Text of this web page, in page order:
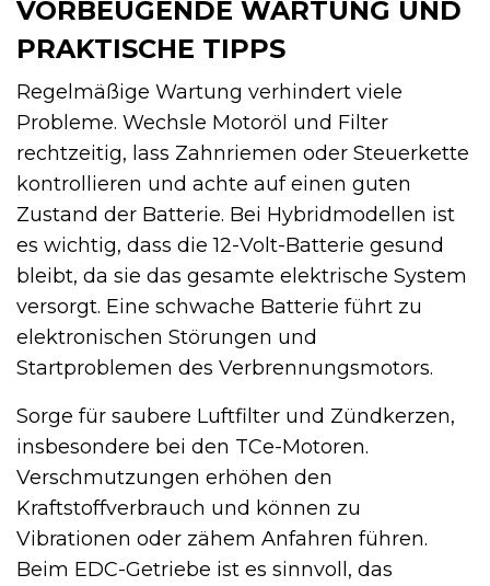
VORBEUGENDE WARTUNG UND
PRAKTISCHE TIPPS
Regelmäßige Wartung verhindert viele
Probleme. Wechsle Motoröl und Filter
rechtzeitig, lass Zahnriemen oder Steuerkette
kontrollieren und achte auf einen guten
Zustand der Batterie. Bei Hybridmodellen ist
es wichtig, dass die 12-Volt-Batterie gesund
bleibt, da sie das gesamte elektrische System
versorgt. Eine schwache Batterie führt zu
elektronischen Störungen und
Startproblemen des Verbrennungsmotors.
Sorge für saubere Luftfilter und Zündkerzen,
insbesondere bei den TCe-Motoren.
Verschmutzungen erhöhen den
Kraftstoffverbrauch und können zu
Vibrationen oder zähem Anfahren führen.
Beim EDC-Getriebe ist es sinnvoll, das